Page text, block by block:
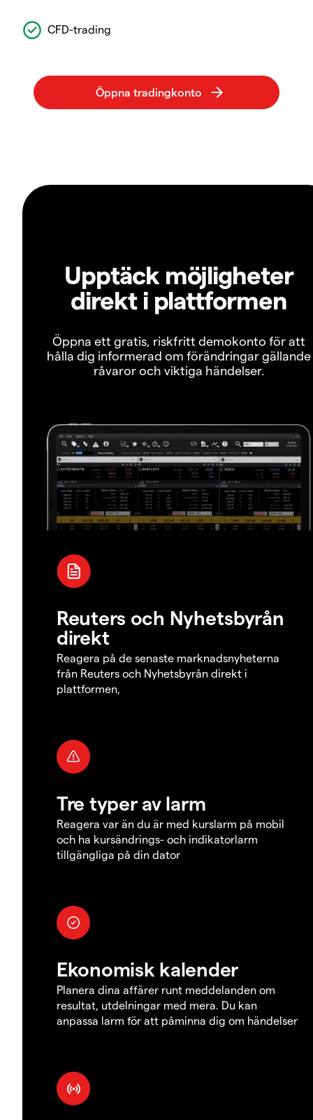
CFD-trading
Upptäck möjligheter
direkt i plattformen
Öppna ett gratis, riskfritt demokonto för att
hålla dig informerad om förändringar gällande
råvaror och viktiga händelser.
Reuters och Nyhetsbyrån
direkt
Reagera på de senaste marknadsnyheterna
från Reuters och Nyhetsbyrån direkt i
plattformen,
Tre typer av larm
Reagera var än du är med kurslarm på mobil
och ha kursändrings- och indikatorlarm
tillgängliga på din dator
Ekonomisk kalender
Planera dina affärer runt meddelanden om
resultat, utdelningar med mera. Du kan
anpassa larm för att påminna dig om händelser